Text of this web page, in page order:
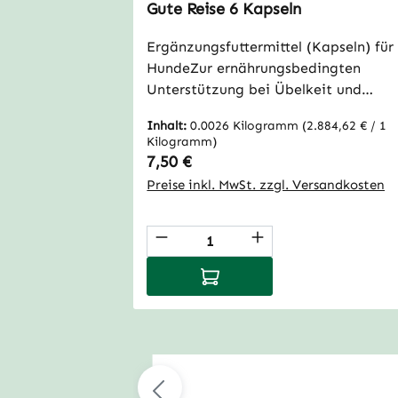
Gute Reise 6 Kapseln
Ergänzungsfuttermittel (Kapseln) für
HundeZur ernährungsbedingten
Unterstützung bei Übelkeit und
Stress – damit Deinem Hund
unterwegs nicht schlecht
wird!Autofahrten oder Zugreisen: Für
viele Hunde bedeuten sie Stress,
muss nicht sein!Unser natürliches
Gute Reise gegen Reiseübelkeit wurde
speziell für Hunde entwickelt, die
abgestimmte Mischung aus
bewährten Pflanzenstoffen
Inhalt:0.0026 Kilogramm (2.884,62 € / 1
Kilogramm)
Regulärer Preis:
7,50 €
Preise inkl. MwSt. zzgl. Versandkosten
Produkt Anzahl: Gib
In den Warenkorb